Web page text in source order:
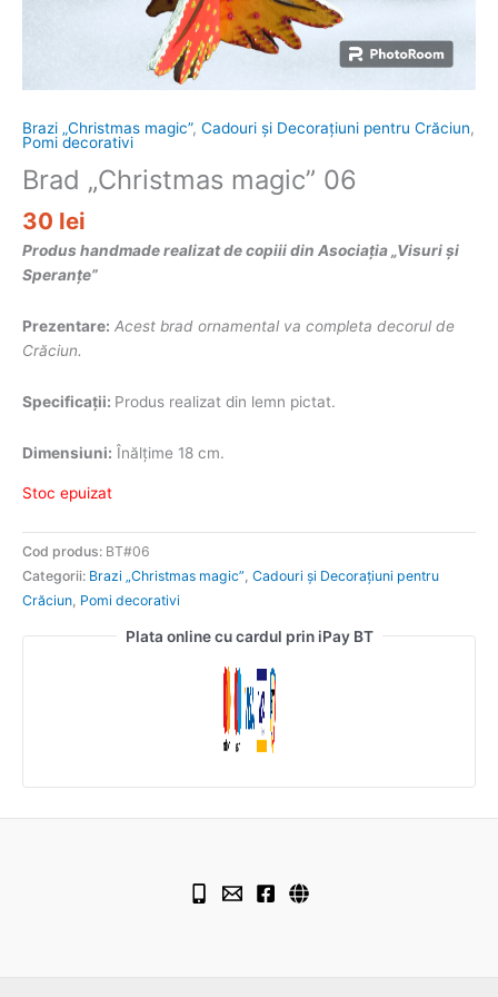
Brazi „Christmas magic”, Cadouri și Decorațiuni pentru Crăciun,
Pomi decorativi
Brad „Christmas magic” 06
30 lei
Produs handmade realizat de copiii din Asociația „Visuri și
Speranțe”
Prezentare: Acest brad ornamental va completa decorul de
Crăciun.
Specificații: Produs realizat din lemn pictat.
Dimensiuni: Înălțime 18 cm.
Stoc epuizat
Cod produs: BT#06
Categorii: Brazi „Christmas magic” Cadouri și Decorațiuni pentru
Crăciun Pomi decorativi
Plata online cu cardul prin iPay BT